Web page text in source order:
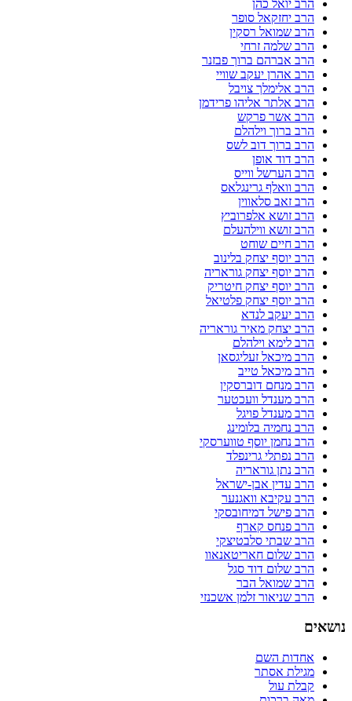
הרב יואל כהן
הרב יחזקאל סופר
הרב שמואל רסקין
הרב שלמה זרחי
הרב אברהם ברוך פבזנר
הרב אהרן יעקב שוויי
הרב אלימלך צויבל
הרב אלתר אליהו פרידמן
הרב אשר פרקש
הרב ברוך וילהלם
הרב ברוך דוב לשס
הרב דוד אופן
הרב הערשל ווייס
הרב וואלף גרינגלאס
הרב זאב סלאווין
הרב זושא אלפרוביץ
הרב זושא ווילהעלם
הרב חיים שוחט
הרב יוסף יצחק בלינוב
הרב יוסף יצחק גוראריה
הרב יוסף יצחק חיטריק
הרב יוסף יצחק פלטיאל
הרב יעקב לנדא
הרב יצחק מאיר גוראריה
הרב לימא וילהלם
הרב מיכאל זעליגסאן
הרב מיכאל טייב
הרב מנחם דוברסקין
הרב מענדל וועכטער
הרב מענדל פויגל
הרב נחמיה בלומינג
הרב נחמן יוסף טווערסקי
הרב נפתלי גרינפלד
הרב נתן גוראריה
הרב עדין אבן-ישראל
הרב עקיבא וואגנער
הרב פישל דמיחובסקי
הרב פנחס קארף
הרב שבתי סלבטיצקי
הרב שלום חאריטאנאוו
הרב שלום דוד סגל
הרב שמואל הבר
הרב שניאור זלמן אשכנזי
נושאים
אחדות השם
מגילת אסתר
קבלת עול